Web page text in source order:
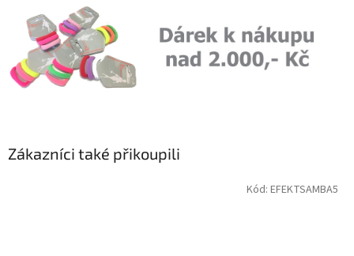
Zákazníci také přikoupili
Kód: EFEKTSAMBA5